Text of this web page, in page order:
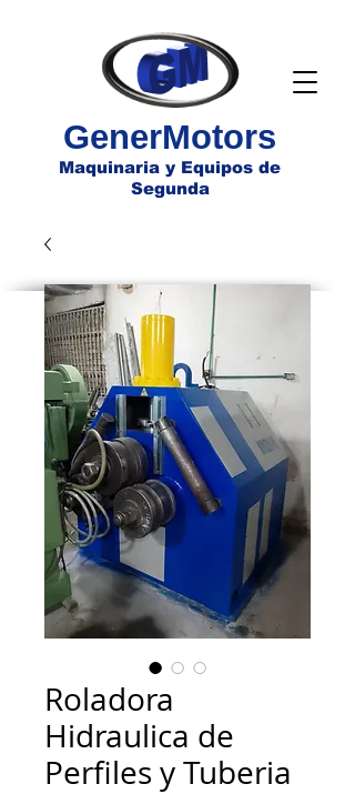
Maquinaria y Equipos de
Segunda
GenerMotors
Roladora
Hidraulica de
Perfiles y Tuberia